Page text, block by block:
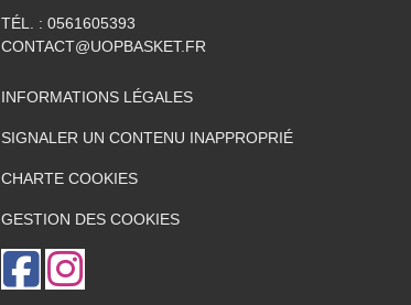
TÉL. : 0561605393
CONTACT@UOPBASKET.FR
INFORMATIONS LÉGALES
SIGNALER UN CONTENU INAPPROPRIÉ
CHARTE COOKIES
GESTION DES COOKIES